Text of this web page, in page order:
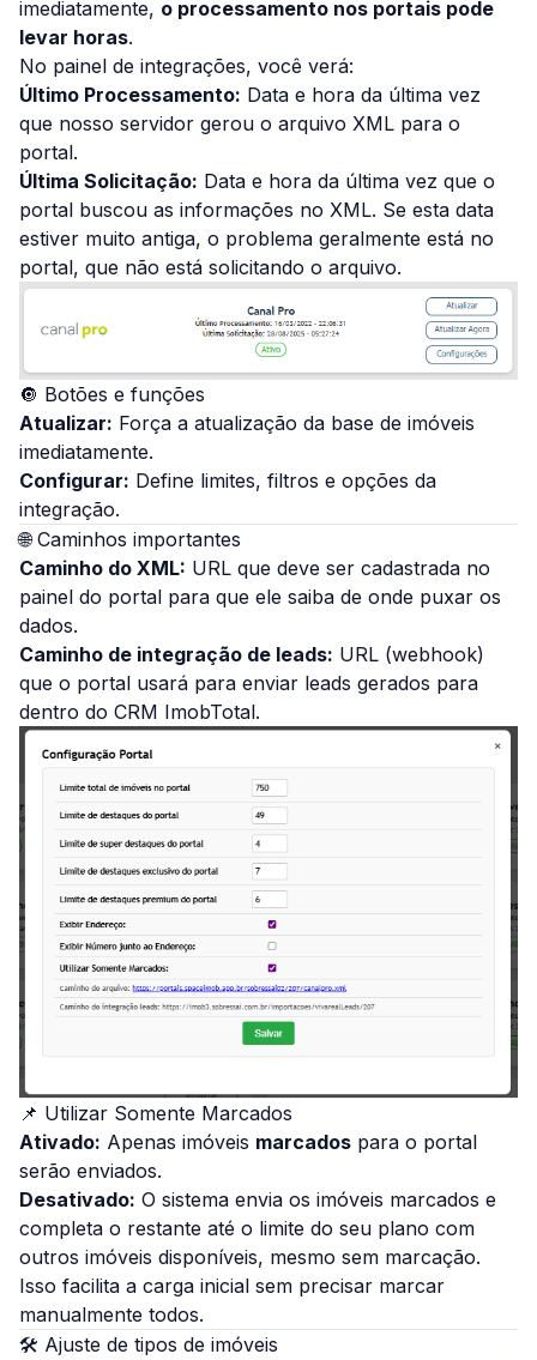
imediatamente, o processamento nos portais pode
levar horas.
No painel de integrações, você verá:
Último Processamento: Data e hora da última vez
que nosso servidor gerou o arquivo XML para o
portal.
Última Solicitação: Data e hora da última vez que o
portal buscou as informações no XML. Se esta data
estiver muito antiga, o problema geralmente está no
portal, que não está solicitando o arquivo.
🔘 Botões e funções
Atualizar: Força a atualização da base de imóveis
imediatamente.
Configurar: Define limites, filtros e opções da
integração.
🌐 Caminhos importantes
Caminho do XML: URL que deve ser cadastrada no
painel do portal para que ele saiba de onde puxar os
dados.
Caminho de integração de leads: URL (webhook)
que o portal usará para enviar leads gerados para
dentro do CRM ImobTotal.
📌 Utilizar Somente Marcados
Ativado: Apenas imóveis marcados para o portal
serão enviados.
Desativado: O sistema envia os imóveis marcados e
completa o restante até o limite do seu plano com
outros imóveis disponíveis, mesmo sem marcação.
Isso facilita a carga inicial sem precisar marcar
manualmente todos.
🛠 Ajuste de tipos de imóveis